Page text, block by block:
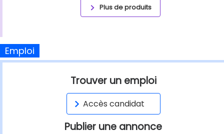
Plus de produits
Emploi
Trouver un emploi
Accès candidat
Publier une annonce